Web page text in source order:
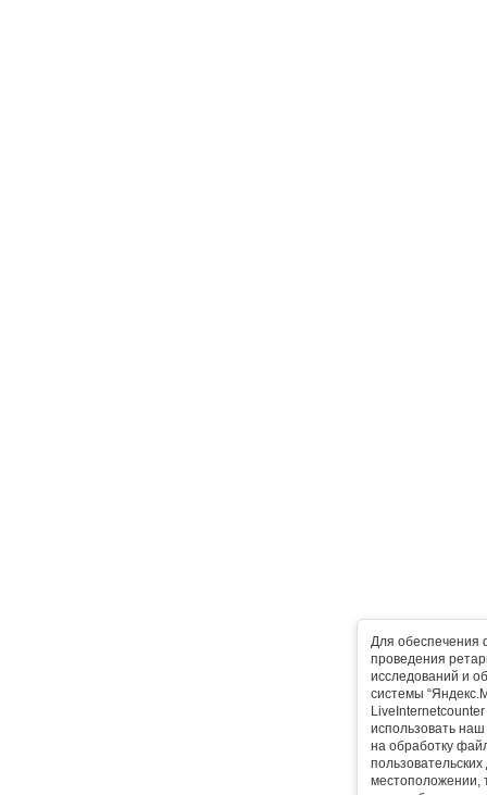
Для обеспечения
проведения
исследований и
системы
использовать
на обработку
местоположении,